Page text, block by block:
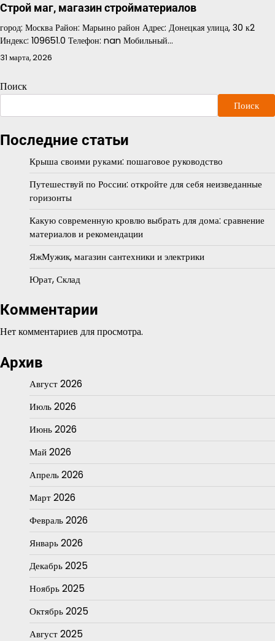
Строй маг, ​магазин стройматериалов
город: Москва Район: Марьино район Адрес: Донецкая улица, 30 к2
Индекс: 109651.0 Телефон: nan Мобильный…
31 марта, 2026
Поиск
Поиск
Последние статьи
Крыша своими руками: пошаговое руководство
Путешествуй по России: откройте для себя неизведанные
горизонты
Какую современную кровлю выбрать для дома: сравнение
материалов и рекомендации
ЯжМужик, магазин сантехники и электрики
Юрат, Склад
Комментарии
Нет комментариев для просмотра.
Архив
Август 2026
Июль 2026
Июнь 2026
Май 2026
Апрель 2026
Март 2026
Февраль 2026
Январь 2026
Декабрь 2025
Ноябрь 2025
Октябрь 2025
Август 2025